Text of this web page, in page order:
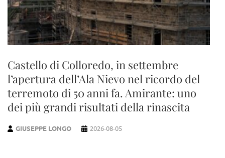
Castello di Colloredo, in settembre
l’apertura dell’Ala Nievo nel ricordo del
terremoto di 50 anni fa. Amirante: uno
dei più grandi risultati della rinascita
GIUSEPPE LONGO 2026-08-05